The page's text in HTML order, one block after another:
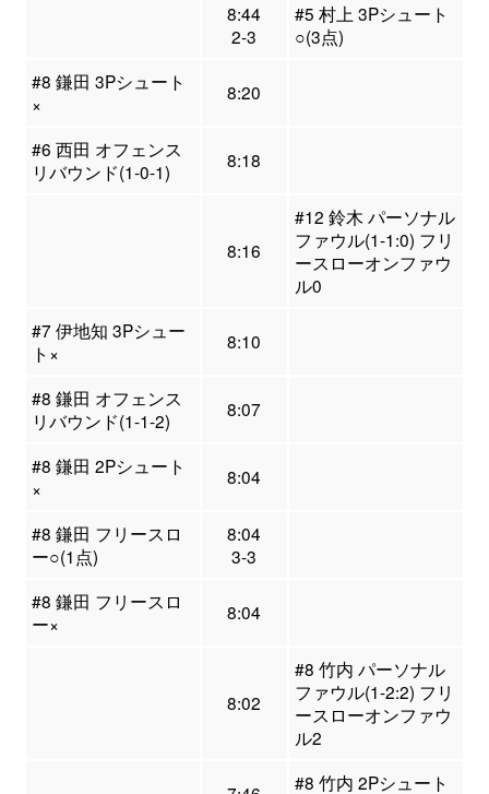
8:44
2-3
#5 村上 3Pシュート
○(3点)
#8 鎌田 3Pシュート
×
8:20
#6 西田 オフェンス
リバウンド(1-0-1)
8:18
8:16
#12 鈴木 パーソナル
ファウル(1-1:0) フリ
ースローオンファウ
ル0
#7 伊地知 3Pシュー
ト×
8:10
#8 鎌田 オフェンス
リバウンド(1-1-2)
8:07
#8 鎌田 2Pシュート
×
8:04
#8 鎌田 フリースロ
ー○(1点)
8:04
3-3
#8 鎌田 フリースロ
ー×
8:04
8:02
#8 竹内 パーソナル
ファウル(1-2:2) フリ
ースローオンファウ
ル2
#8 竹内 2Pシュート